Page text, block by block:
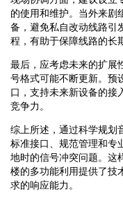
的使用和维护。当外来剧
备，避免私自改动线路引
程，有助于保障线路的长
最后，应考虑未来的扩展
号格式可能不断更新。预
口，支持未来新设备的接
竞争力。
综上所述，通过科学规划
标准接口、规范管理和专
地时的信号冲突问题。这
楼的多功能利用提供了技
求的响应能力。